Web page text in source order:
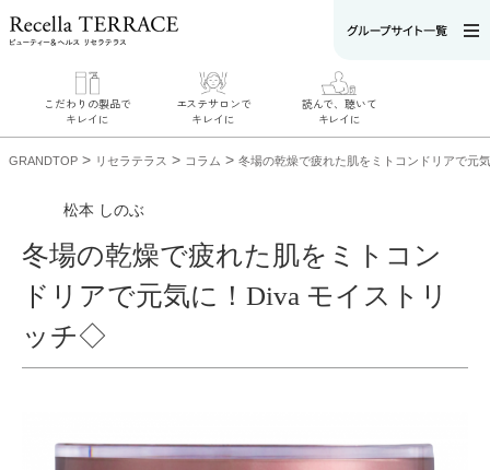
こだわりの製品で
キレイに
こだわりの製品
でキレイに
SERIES#01 私た
ちについて
SERIES#02 水へ
SERIES#03 無
エステサロンで
キレイに
エステサロンで
キレイに
リフティング認
いるサロンを探
は？
読んで、聴いて
キレイに
読んで、聴いてキ
レイに
一覧
ニキビ 日焼け 首
のしわ 敏感肌 た
GRANDTOP > リセラテラス > コラム > 冬場の乾燥で疲れた肌をミトコンドリアで元
松本 しのぶ
冬場の乾燥で疲れた肌をミトコン
ドリアで元気に！Diva モイストリ
ッチ◇